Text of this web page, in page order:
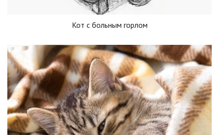
Кот с больным горлом